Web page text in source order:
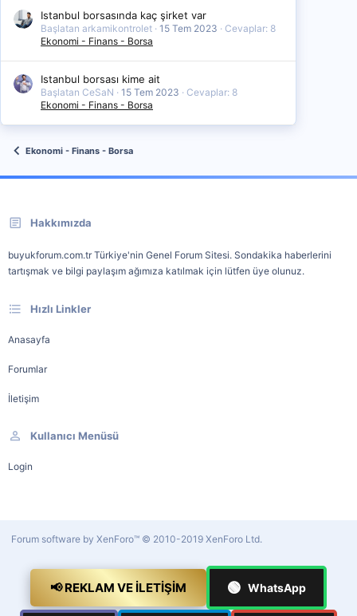
Istanbul borsasında kaç şirket var
Başlatan arkamikontrolet 15 Tem 2023
Cevaplar: 8
Ekonomi - Finans - Borsa
Istanbul borsası kime ait
Başlatan CeSaN 15 Tem 2023
Cevaplar: 8
Ekonomi - Finans - Borsa
Ekonomi - Finans - Borsa
Hakkımızda
buyukforum.com.tr Türkiye'nin Genel Forum Sitesi. Sondakika haberlerini
tartışmak ve bilgi paylaşım ağımıza katılmak için lütfen üye olunuz.
Hızlı Linkler
Anasayfa
Forumlar
İletişim
Kullanıcı Menüsü
Login
Forum software by XenForo™ © 2010-2019 XenForo Ltd.
📢 REKLAM VE İLETIŞIM 🟢 WhatsApp